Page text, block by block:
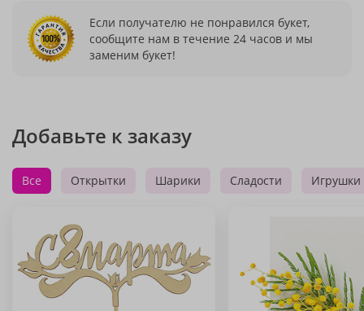
Если получателю не понравился букет,
сообщите нам в течение 24 часов и мы
заменим букет!
Добавьте к заказу
Все Открытки Шарики Сладости Игрушки